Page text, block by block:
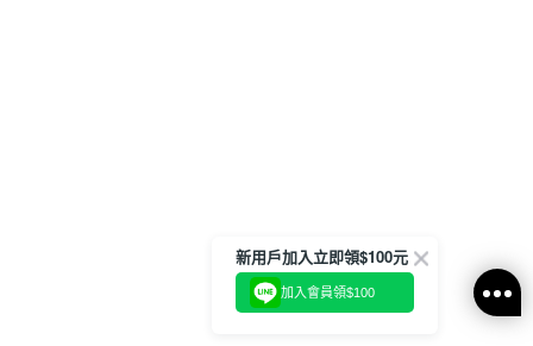
新用戶加入立即領$100元
加入會員領$100